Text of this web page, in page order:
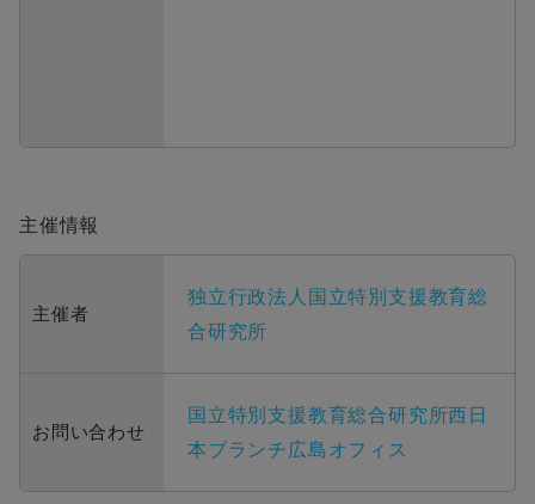
主催情報
主催者
独立行政法人国立特別支援教育総
合研究所
お問い合わせ
国立特別支援教育総合研究所西日
本ブランチ広島オフィス